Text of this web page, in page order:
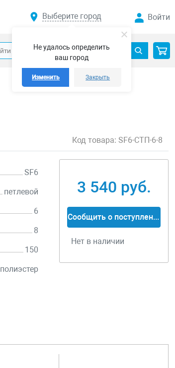
Не удалось определить
ваш город
Изменить Закрыть
Выберите город Войти
Код товара: SF6-СТП-6-8
SF6
петлевой
6
8
150
полиэстер
3 540 руб.
Сообщить о поступлении
Нет в наличии